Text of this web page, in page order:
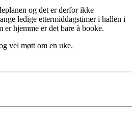
og det er derfor ikke
ledige ettermiddagstimer i hallen i
er hjemme er det bare å booke.
vel møtt om en uke.